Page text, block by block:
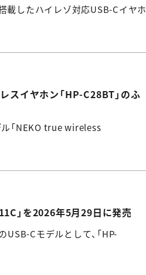
載したハイレゾ対応USB-Cイヤホ
スイヤホン「HP-C28BT」のふ
「NEKO true wireless
」を2026年5月29日に発売
Cモデルとして、「HP-